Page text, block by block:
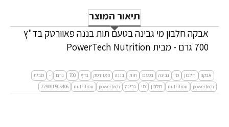
תיאור המוצר
אבקה חלבון מי גבינה בטעם תות בננה פאוורטק בד"ץ
700 גרם - מבית PowerTech Nutrition
אבקה חלבון מי גבינה בטעם תות בננה פאוורטק בדץ 700 גרם -
מבית
powertech
nutrition חלבון מי גבינה powertech
nutrition
729001505406